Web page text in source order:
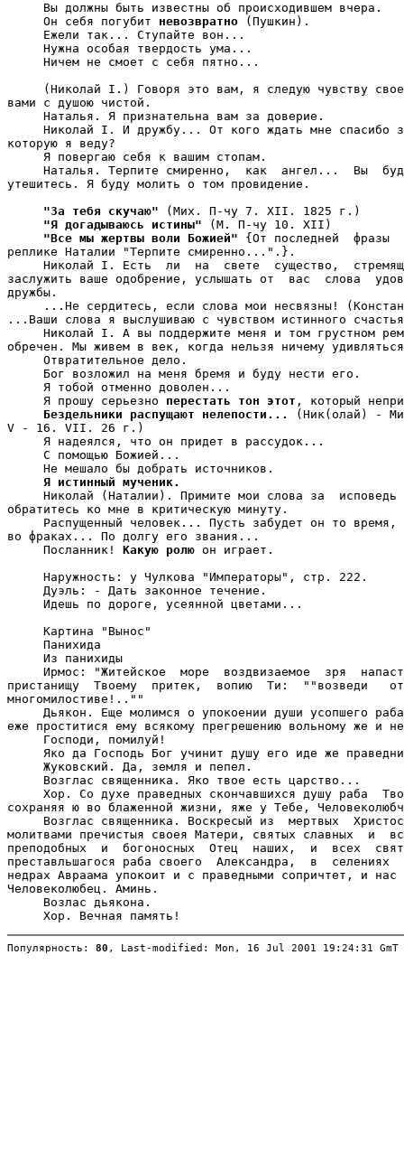
     Вы должны быть известны об происходившем вчера.
     Он себя погубит
невозвратно (Пушкин).
     Ежели так... Ступайте вон...
     Нужна особая твердость ума...
     Ничем не смоет с себя пятно...
(Николай I.) Говоря это вам, я следую чувству
вами с душою чистой.
     Наталья. Я признательна вам за доверие.
Николай I. И дружбу... От кого ждать мне спасибо
которую я веду?
     Я повергаю себя к вашим стопам.
Наталья. Терпите смиренно,  как  ангел...  Вы
утешитесь. Я буду молить о том провидение.
"За тебя скучаю" (Мих. П-чу 7. XII. 1825 г.)
"Я догадываюсь истины" (М. П-чу 10. XII)
"Все мы жертвы воли Божией" {От последней  фразы
реплике Наталии "Терпите смиренно...".}.
Николай I. Есть  ли  на  свете  существо,
заслужить ваше одобрение, услышать от  вас  слова
дружбы.
...Не сердитесь, если слова мои несвязны!
...Ваши слова я выслушиваю с чувством истинного
Николай I. А вы поддержите меня и том грустном
обречен. Мы живем в век, когда нельзя ничему
     Отвратительное дело.
     Бог возложил на меня бремя и буду нести его.
     Я тобой отменно доволен...
     Я прошу серьезно
перестать тон этот , который
Бездельники распущают нелепости...
(Ник(олай) -
V - 16. VII. 26 г.)
     Я надеялся, что он придет в рассудок...
     С помощью Божией...
     Не мешало бы добрать источников.
Я истинный мученик.
Николай (Наталии). Примите мои слова за  исповедь
обратитесь ко мне в критическую минуту.
Распущенный человек... Пусть забудет он то время,
во фраках... По долгу его звания...
     Посланник!
Какую ролю он играет.
     Наружность: у Чулкова "Императоры", стр. 222.
     Дуэль: - Дать законное течение.
     Идешь по дороге, усеянной цветами...
     Картина "Вынос"
     Панихида
     Из панихиды
Ирмос: "Житейское  море  воздвизаемое  зря
пристанищу  Твоему  притек,  вопию  Ти:  ""возведи
многомилостиве!..""
Дьякон. Еще молимся о упокоении души усопшего
еже проститися ему всякому прегрешению вольному же и
     Господи, помилуй!
Яко да Господь Бог учинит душу его иде же
     Жуковский. Да, земля и пепел.
     Возглас священника. Яко твое есть царство...
Хор. Со духе праведных скончавшихся душу раба
сохраняя ю во блаженной жизни, яже у Тебе,
Возглас священника. Воскресый из  мертвых
молитвами пречистыя своея Матери, святых славных  и
преподобных  и  богоносных  Отец  наших,  и  всех
преставльшагося раба своего  Александра,  в
недрах Авраама упокоит и с праведными сопричтет, и
Человеколюбец. Аминь.
     Возлас дьякона.
Популярность: 80